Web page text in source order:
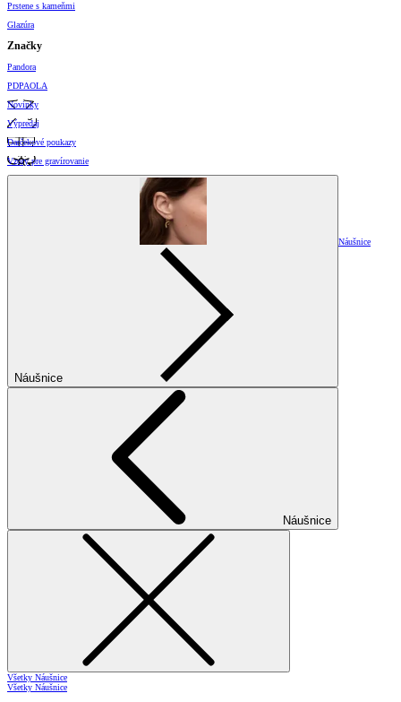
Prstene s kameňmi
Glazúra
Značky
Pandora
PDPAOLA
Novinky
Výpredaj
Darčekové poukazy
Vzory pre gravírovanie
Náušnice
Náušnice
Náušnice
Všetky Náušnice
Všetky Náušnice